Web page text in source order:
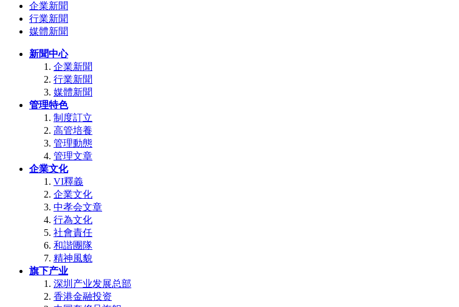
企業新聞
行業新聞
媒體新聞
新聞中心
企業新聞
行業新聞
媒體新聞
管理特色
制度訂立
高管培養
管理動態
管理文章
企業文化
VI釋義
企業文化
中孝会文章
行為文化
社會責任
和諧團隊
精神風貌
旗下产业
深圳产业发展总部
香港金融投资